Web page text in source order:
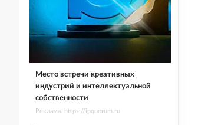
Место встречи креативных
индустрий и интеллектуальной
собственности
Реклама. https://ipquorum.ru